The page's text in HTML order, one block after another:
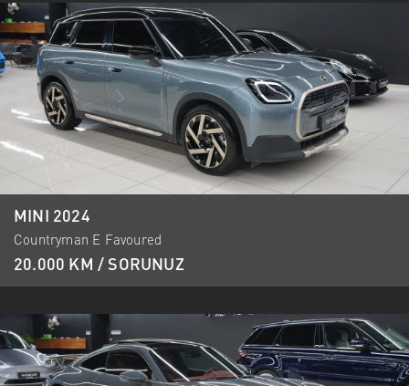
MINI 2024
Countryman E Favoured
20.000 KM / SORUNUZ